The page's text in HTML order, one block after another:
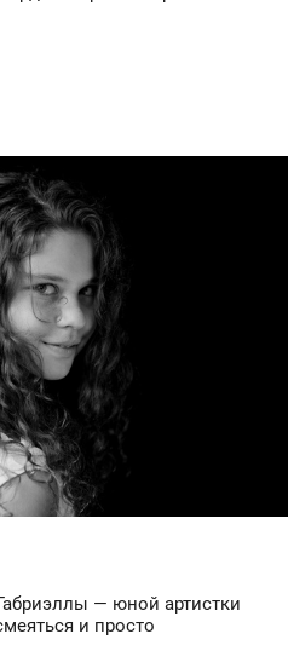
— юной артистки
и просто